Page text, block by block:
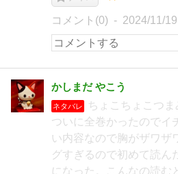
コメント(0) 2024/11/19
かしまだ やこう
ネタバレ
ちょこちょこつま
ついに全巻かったのでイ
い内容なので胸がザワザ
グすぎるので初めて読ん
になった。こんなの読む